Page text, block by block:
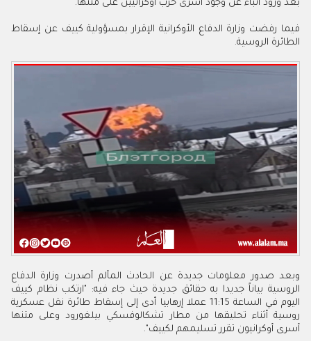
بعد ورود أنباء عن وجود أسرى حرب أوكرانيين على متنها.
فيما رفضت وزارة الدفاع الأوكرانية الإقرار بمسؤولية كييف عن إسقاط
الطائرة الروسية.
وبعد صدور معلومات جديدة عن الحادث المألم أصدرت وزارة الدفاع
الروسية بياناً جديدا به حقائق جديدة حيث جاء فيه: "ارتكب نظام كييف
اليوم في الساعة 11:15 عملا إرهابيا أدى إلى إسقاط طائرة نقل عسكرية
روسية أثناء تحليقها من مطار تشكالوفسكي بيلغورود وعلى متنها
أسرى أوكرانيون تقرر تسليمهم لكييف".